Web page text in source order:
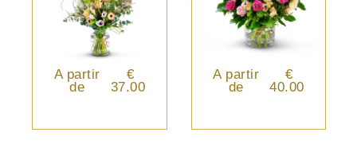
A partir
de
€
37.00
A partir
de
€
40.00